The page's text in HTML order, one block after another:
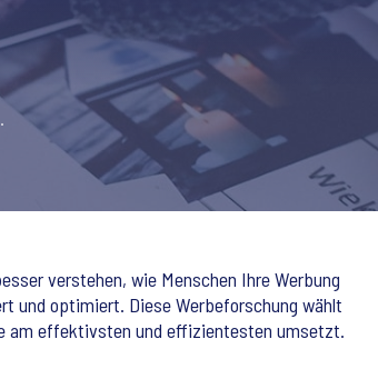
verstehen, wie Menschen Ihre Werbung
und optimiert. Diese Werbeforschung wählt
am effektivsten und effizientesten umsetzt.